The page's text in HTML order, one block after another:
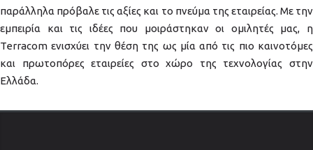
παράλληλα πρόβαλε τις αξίες και το πνεύμα της εταιρείας. Με την
εμπειρία και τις ιδέες που μοιράστηκαν οι ομιλητές μας, η
Terracom ενισχύει την θέση της ως μία από τις πιο καινοτόμες
και πρωτοπόρες εταιρείες στο χώρο της τεχνολογίας στην
Ελλάδα.